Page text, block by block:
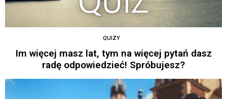
QUIZY
Im więcej masz lat, tym na więcej pytań dasz
radę odpowiedzieć! Spróbujesz?